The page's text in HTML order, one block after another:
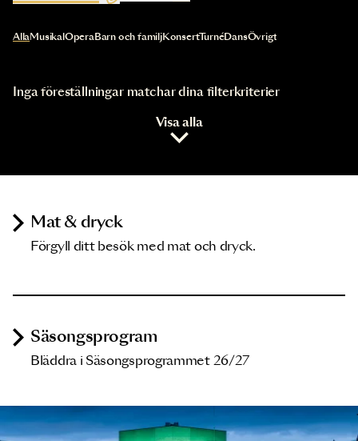
Val av kategori uppdaterar innehållet automatiskt
AllaMusikal OperaBarn och familjKonsertTurnéDansÖvrigt
Inga föreställningar matchar dina filterkriterier
Visa alla
Mat & dryck
Förgyll ditt besök med mat och dryck.
Säsongsprogram
Bläddra i Säsongsprogrammet 26/27